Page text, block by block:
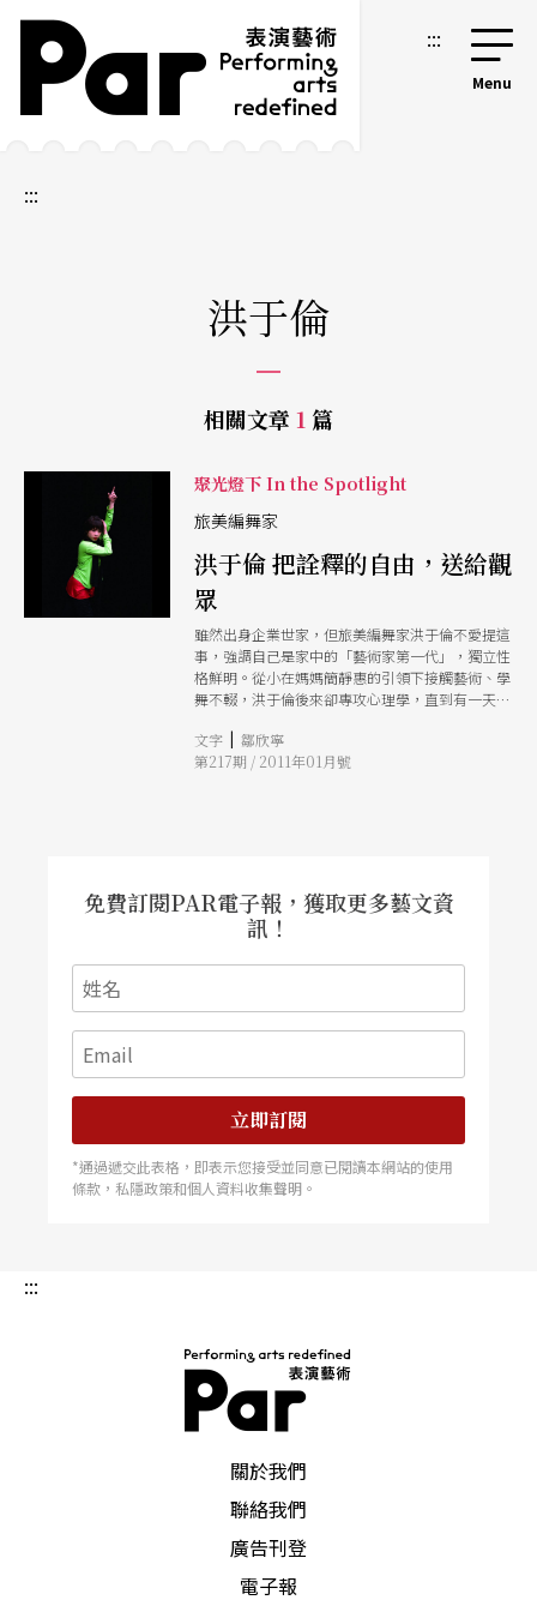
跳到主要內容區塊
網站導覽 :::
:::
洪于倫
相關文章 1 篇
聚光燈下 In the Spotlight
旅美編舞家
洪于倫 把詮釋的自由，送給觀
眾
雖然出身企業世家，但旅美編舞家洪于倫不愛提這
事，強調自己是家中的「藝術家第一代」，獨立性
格鮮明。從小在媽媽簡靜惠的引領下接觸藝術、學
舞不輟，洪于倫後來卻專攻心理學，直到有一天重
舞起步，還在紐約組了舞團。去年應舞蹈空間舞團
之邀在皇冠藝術節與舞蹈空間舞團合作，洪于倫也
文字 | 鄒欣寧
第217期 / 2011年01月號
免費訂閱PAR電子報，獲取更多藝文資
訊！
立即訂閱
*通過遞交此表格，即表示您接受並同意已閱讀本網站的使用
條款，私隱政策和個人資料收集聲明。
:::
關於我們
聯絡我們
廣告刊登
電子報